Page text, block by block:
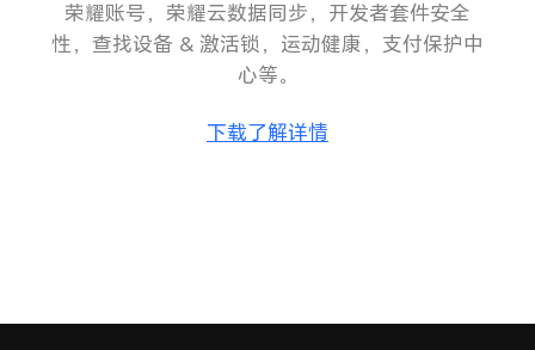
荣耀账号，荣耀云数据同步，开发者套件安全
性，查找设备 & 激活锁，运动健康，支付保护中
心等。
下载了解详情